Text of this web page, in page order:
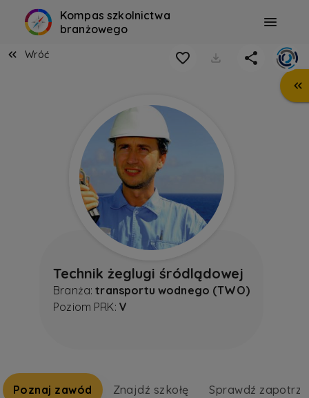
Kompas szkolnictwa
branżowego
Wróć
Technik żeglugi śródlądowej
Branża:transportu wodnego (TWO)
Poziom PRK: V
Poznaj zawód Znajdź szkołę Sprawdź